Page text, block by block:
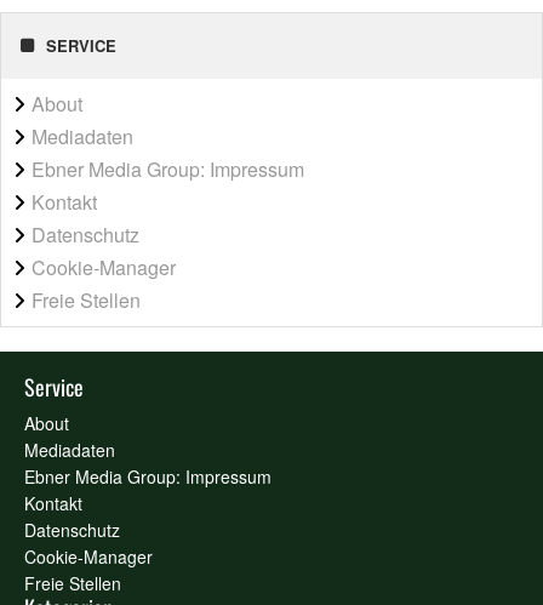
SERVICE
About
Mediadaten
Ebner Media Group: Impressum
Kontakt
Datenschutz
Cookie-Manager
Freie Stellen
Service
About
Mediadaten
Ebner Media Group: Impressum
Kontakt
Datenschutz
Cookie-Manager
Freie Stellen